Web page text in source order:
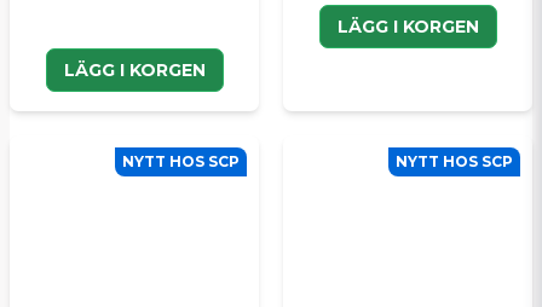
LÄGG I KORGEN
LÄGG I KORGEN
NYTT HOS SCP NYTT HOS SCP